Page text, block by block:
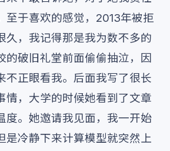
至于喜欢的感觉，2013年被拒
久，我记得那是我为数不多的
的破旧礼堂前面偷偷抽泣，因
不正眼看我。后面我写了很长
情，大学的时候她看到了文章
度。她邀请我见面，我一开始
是冷静下来计算模型就突然上